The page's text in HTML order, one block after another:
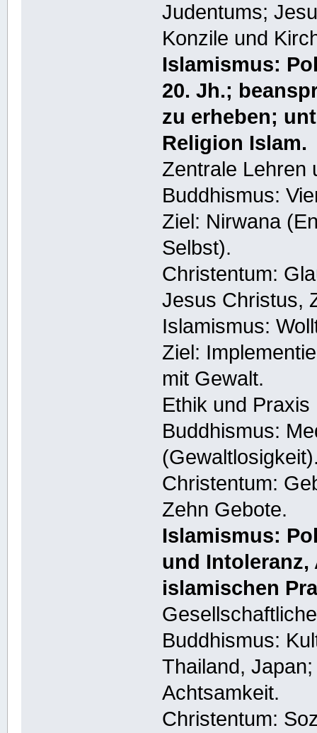
Judentums;
Konzile und
Islamismus:
20. Jh.;
zu erheben;
Religion Islam.
Zentrale Lehren
Buddhismus:
Ziel: Nirwana
Selbst).
Christentum:
Jesus Christus,
Islamismus:
Ziel:
mit Gewalt.
Ethik und Praxis
Buddhismus:
Christentum:
Zehn Gebote.
Islamismus:
und
islamischen
Buddhismus:
Thailand,
Achtsamkeit.
Christentum: